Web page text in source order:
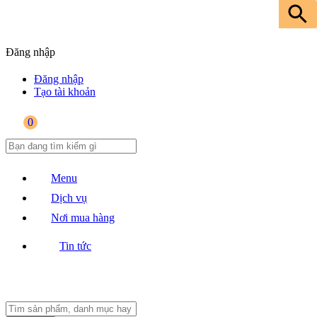
Đăng nhập
Đăng nhập
Tạo tài khoản
0
Menu
Dịch vụ
Nơi mua hàng
Tin tức